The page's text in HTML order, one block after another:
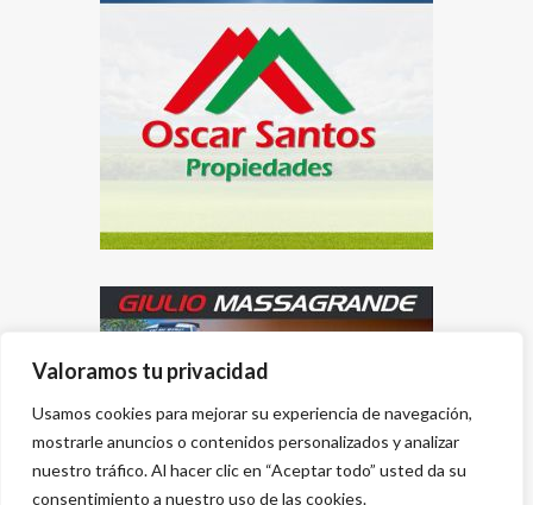
Valoramos tu privacidad
Usamos cookies para mejorar su experiencia de navegación,
mostrarle anuncios o contenidos personalizados y analizar
nuestro tráfico. Al hacer clic en “Aceptar todo” usted da su
consentimiento a nuestro uso de las cookies.